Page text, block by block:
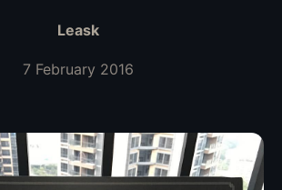
Leask
7 February 2016